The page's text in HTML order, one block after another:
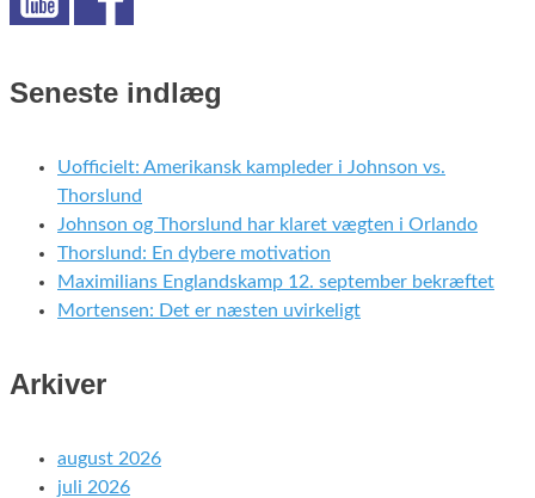
Seneste indlæg
Uofficielt: Amerikansk kampleder i Johnson vs.
Thorslund
Johnson og Thorslund har klaret vægten i Orlando
Thorslund: En dybere motivation
Maximilians Englandskamp 12. september bekræftet
Mortensen: Det er næsten uvirkeligt
Arkiver
august 2026
juli 2026